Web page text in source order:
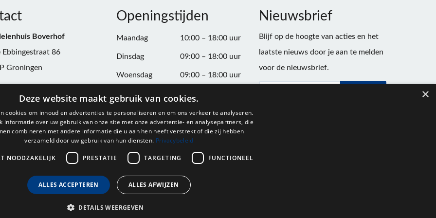
Boverhof
Ebbingestraat 86
Groningen
Openingstijden
Maandag 10:00 – 18:00 uur
Dinsdag 09:00 – 18:00 uur
Woensdag 09:00 – 18:00 uur
Donderdag 09:00 – 20:00 uur
Vrijdag 09:00 – 18:00 uur
Zaterdag 09:00 – 17:00 uur
Nieuwsbrief
Blijf op de hoogte van acties en het
laatste nieuws door je aan te melden
voor de nieuwsbrief.
×
Deze website maakt gebruik van cookies.
cookies om inhoud en advertenties te personaliseren en om ons verkeer te analyseren.
informatie over uw gebruik van onze site met onze advertentie- en analysepartners, die
combineren met andere informatie die u aan hen heeft verstrekt of die zij hebben
verzameld door uw gebruik van hun diensten. Privacybeleid
NOODZAKELIJK PRESTATIE TARGETING FUNCTIONEEL
ALLES ACCEPTEREN ALLES AFWIJZEN
DETAILS WEERGEVEN